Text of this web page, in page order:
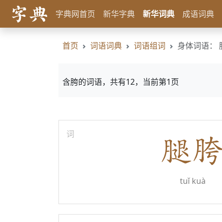
字典网首页 新华字典 新华词典 成语词典
首页 词语词典 词语组词 身体词语：
含胯的词语，共有12，当前第1页
词
tuǐ kuà